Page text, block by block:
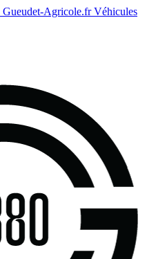
Gueudet-Agricole.frVéhicules